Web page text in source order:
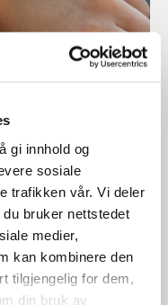
gi innhold og
sosiale
trafikken vår. Vi deler
bruker nettstedet
medier,
kan kombinere den
tilgjengelig for dem,
din bruk av